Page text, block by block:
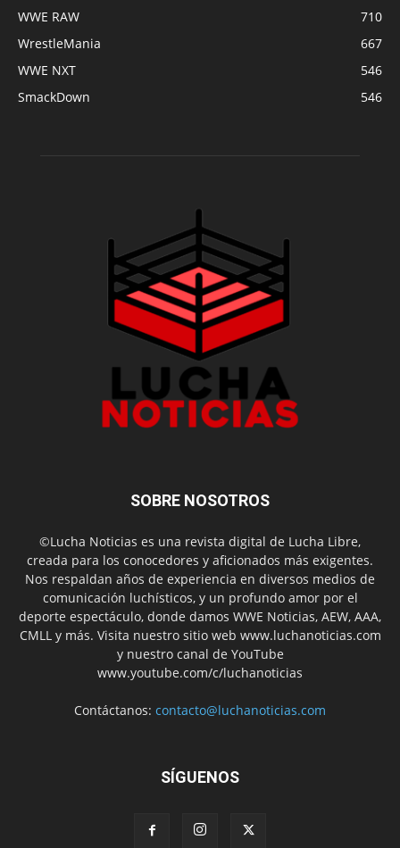
WWE RAW
710
WrestleMania
667
WWE NXT
546
SmackDown
546
SOBRE NOSOTROS
©Lucha Noticias es una revista digital de Lucha Libre,
creada para los conocedores y aficionados más exigentes.
Nos respaldan años de experiencia en diversos medios de
comunicación luchísticos, y un profundo amor por el
deporte espectáculo, donde damos WWE Noticias, AEW, AAA,
CMLL y más. Visita nuestro sitio web www.luchanoticias.com
y nuestro canal de YouTube
www.youtube.com/c/luchanoticias
Contáctanos: contacto@luchanoticias.com
SÍGUENOS